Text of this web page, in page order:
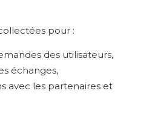
pour :
des utilisateurs,
échanges,
avec les partenaires et